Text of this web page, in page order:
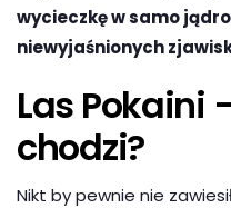
wycieczkę w samo
niewyjaśnionych
Las Pokaini
chodzi?
Nikt by pewnie nie